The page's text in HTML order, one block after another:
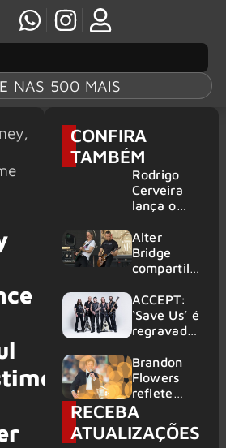
NAS 500 MAIS
,
CONFIRA
TAMBÉM
Rodrigo
Cerveira
lança o
Searcher”
Alter
Bridge
compartilh
vivo de
“Fortress”
gravada
am Ring
2026
ACCEPT:
‘Save Us’ é
regravada
membros
do GHOST
e KORN
Brandon
Flowers
reflete
sobre o
futuro e
levanta
RECEBA
ATUALIZAÇÕES